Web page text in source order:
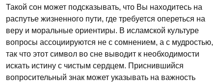
Такой сон может подсказывать, что Вы находитесь на
распутье жизненного пути, где требуется опереться на
веру и моральные ориентиры. В исламской культуре
вопросы ассоциируются не с сомнением, а с мудростью,
так что этот символ во сне выводит к необходимости
искать истину с чистым сердцем. Приснившийся
вопросительный знак может указывать на важность